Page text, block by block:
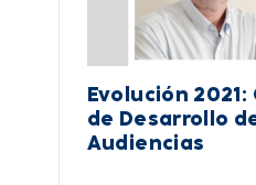
Evolución 2021:
de Desarrollo
Audiencias